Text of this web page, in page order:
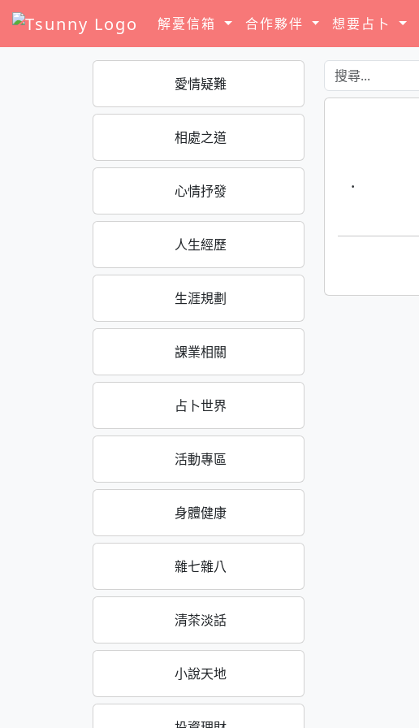
解憂信箱 合作夥伴 想要占卜
愛情疑難
相處之道
心情抒發
人生經歷
生涯規劃
課業相關
占卜世界
活動專區
身體健康
雜七雜八
清茶淡話
小說天地
·